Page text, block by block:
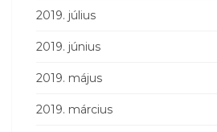
2019. július
2019. június
2019. május
2019. március